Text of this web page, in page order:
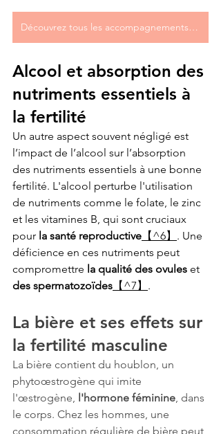
Découvrez tous les accompagnements fertilité
Alcool et absorption des
nutriments essentiels à
la fertilité
Un autre aspect souvent négligé est
l’impact de l’alcool sur l’absorption
des nutriments essentiels à une bonne
fertilité. L'alcool perturbe l'utilisation
de nutriments comme le folate, le zinc
et les vitamines B, qui sont cruciaux
pour la santé reproductive 【^6】 . Une
déficience en ces nutriments peut
compromettre la qualité des ovules et
des spermatozoïdes 【^7】 .
La bière et ses effets sur
la fertilité masculine
La bière contient du houblon, un
phytoœstrogène qui imite
l'œstrogène, l'hormone féminine, dans
le corps. Chez les hommes, une
consommation régulière de bière peut